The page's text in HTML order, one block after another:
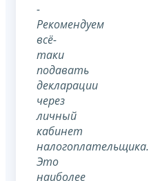
-
Рекомендуем
всё-
таки
подавать
декларации
через
личный
кабинет
налогоплательщика.
Это
наиболее